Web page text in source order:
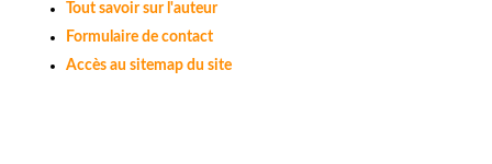
Tout savoir sur l'auteur
Formulaire de contact
Accès au sitemap du site